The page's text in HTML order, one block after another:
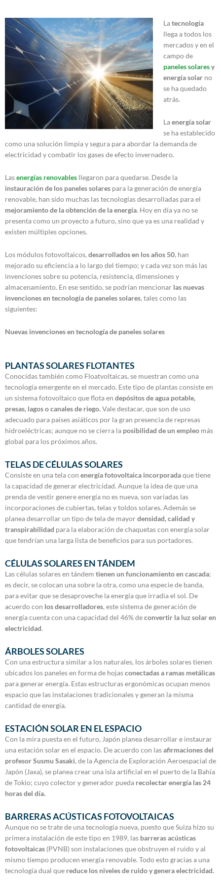
Latecnología
llega a todos los
mercados y en el
campo de
paneles solaresy
energía solarno
se ha quedado
atrás.
Laenergía solar
se ha establecido
como una solución limpia y segura para abordar la demanda de
electricidad y combatir los gases de efecto invernadero.
Lasenergías renovables llegaron para quedarse. Desde la
instauración de los paneles solares para la generación de energía
renovable, han sido muchas las tecnologías desarrolladas para el
mejoramiento de la obtención de la energía. Hoy en día ya no se
presenta como un proyecto a futuro, sino que ya es una realidad y
existen múltiples opciones.
Los módulos fotovoltaicos, desarrollados en los años 50, han
mejorado su eficiencia a lo largo del tiempo; y cada vez son más las
invenciones sobre su potencia, resistencia, dimensiones y
almacenamiento. En ese sentido, se podrían mencionar las nuevas
invenciones en tecnología de paneles solares, tales como las
siguientes:
Nuevas invenciones en tecnología de paneles solares
PLANTAS SOLARES FLOTANTES
Conocidas también como Floatvoltaicas, se muestran como una
tecnología emergente en el mercado. Este tipo de plantas consiste en
un sistema fotovoltaico que flota en depósitos de agua potable,
presas, lagos o canales de riego.Vale destacar, que son de uso
adecuado para países asiáticos por la gran presencia de represas
hidroeléctricas; aunque no se cierra la posibilidad de un empleo más
global para los próximos años.
TELAS DE CÉLULAS SOLARES
Consiste en una tela con energía fotovoltaica incorporadaque tiene
la capacidad de generar electricidad. Aunque la idea de que una
prenda de vestir genere energía no es nueva, son variadas las
incorporaciones de cubiertas, telas y toldos solares. Además se
planea desarrollar un tipo de tela de mayordensidad, calidad y
transpirabilidad para la elaboración de chaquetas con energía solar
que tendrían una larga lista de beneficios para sus portadores.
CÉLULAS SOLARES EN TÁNDEM
Las células solares en tándem tienen un funcionamiento en cascada;
es decir, se colocan una sobre la otra, como una especie de banda,
para evitar que se desaproveche la energía que irradia el sol. De
acuerdo con los desarrolladores, este sistema de generación de
energía cuenta con una capacidad del 46% deconvertir la luz solar en
electricidad.
ÁRBOLES SOLARES
Con una estructura similar a los naturales, los árboles solares tienen
ubicados los paneles en forma de hojasconectadas a ramas metálicas
para generar energía. Estas estructuras ergonómicas ocupan menos
espacio que las instalaciones tradicionales y generan la misma
cantidad de energía.
ESTACIÓN SOLAR EN EL ESPACIO
Con la mira puesta en el futuro, Japón planea desarrollar e instaurar
una estación solar en el espacio. De acuerdo con lasafirmaciones del
profesor Susmu Sasaki, de la Agencia de Exploración Aeroespacial de
Japón (Jaxa), se planea crear una isla artificial en el puerto de la Bahía
de Tokio; cuyo colector y generador pueda recolectar energía las 24
horas del día.
BARRERAS ACÚSTICAS FOTOVOLTAICAS
Aunque no se trate de una tecnología nueva, puesto que Suiza hizo su
primera instalación de este tipo en 1989, las barreras acústicas
fotovoltaicas (PVNB) son instalaciones que obstruyen el ruido y al
mismo tiempo producen energía renovable. Todo esto gracias a una
tecnología dual que reduce los niveles de ruido y genera electricidad.